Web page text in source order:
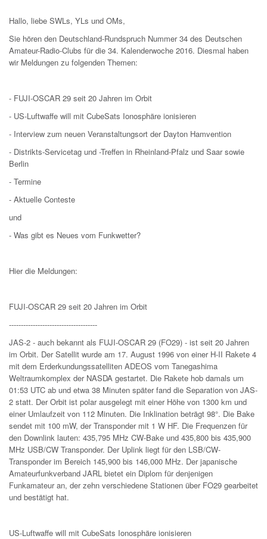
Hallo, liebe SWLs, YLs und OMs,
Sie hören den Deutschland-Rundspruch Nummer 34 des Deutschen
Amateur-Radio-Clubs für die 34. Kalenderwoche 2016. Diesmal haben
wir Meldungen zu folgenden Themen:
- FUJI-OSCAR 29 seit 20 Jahren im Orbit
- US-Luftwaffe will mit CubeSats Ionosphäre ionisieren
- Interview zum neuen Veranstaltungsort der Dayton Hamvention
- Distrikts-Servicetag und -Treffen in Rheinland-Pfalz und Saar sowie
Berlin
- Termine
- Aktuelle Conteste
und
- Was gibt es Neues vom Funkwetter?
Hier die Meldungen:
FUJI-OSCAR 29 seit 20 Jahren im Orbit
-------------------------------------
JAS-2 - auch bekannt als FUJI-OSCAR 29 (FO29) - ist seit 20 Jahren
im Orbit. Der Satellit wurde am 17. August 1996 von einer H-II Rakete 4
mit dem Erderkundungssatelliten ADEOS vom Tanegashima
Weltraumkomplex der NASDA gestartet. Die Rakete hob damals um
01:53 UTC ab und etwa 38 Minuten später fand die Separation von JAS-
2 statt. Der Orbit ist polar ausgelegt mit einer Höhe von 1300 km und
einer Umlaufzeit von 112 Minuten. Die Inklination beträgt 98°. Die Bake
sendet mit 100 mW, der Transponder mit 1 W HF. Die Frequenzen für
den Downlink lauten: 435,795 MHz CW-Bake und 435,800 bis 435,900
MHz USB/CW Transponder. Der Uplink liegt für den LSB/CW-
Transponder im Bereich 145,900 bis 146,000 MHz. Der japanische
Amateurfunkverband JARL bietet ein Diplom für denjenigen
Funkamateur an, der zehn verschiedene Stationen über FO29 gearbeitet
und bestätigt hat.
US-Luftwaffe will mit CubeSats Ionosphäre ionisieren